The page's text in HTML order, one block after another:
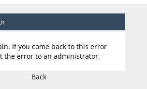
If you come back to this error
the error to an administrator.
Back